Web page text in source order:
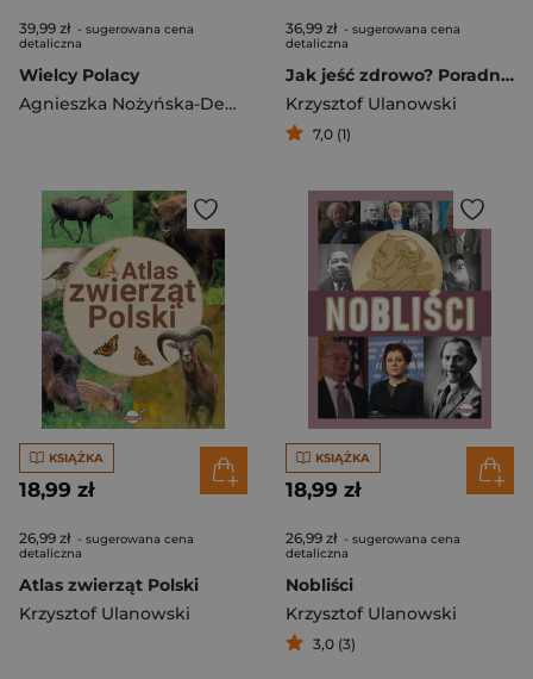
39,99 zł - sugerowana cena
detaliczna
Wielcy Polacy
Agnieszka Nożyńska-Demianiuk
,Janusz Uhma,Krzysztof
36,99 zł - sugerowana cena
detaliczna
Jak jeść zdrowo? Poradnik dla młodzieży
Krzysztof Ulanowski
7,0 (1)
KSIĄŻKA
18,99 zł
26,99 zł - sugerowana cena
detaliczna
Atlas zwierząt Polski
Krzysztof Ulanowski
KSIĄŻKA
18,99 zł
26,99 zł - sugerowana cena
detaliczna
Nobliści
Krzysztof Ulanowski
3,0 (3)